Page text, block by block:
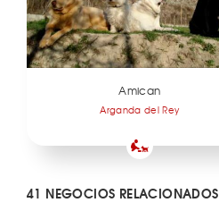
Amican
Arganda del Rey
41 NEGOCIOS RELACIONADOS